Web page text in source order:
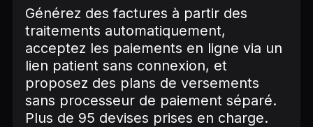
Générez des factures à partir des
traitements automatiquement,
acceptez les paiements en ligne via un
lien patient sans connexion, et
proposez des plans de versements
sans processeur de paiement séparé.
Plus de 95 devises prises en charge.